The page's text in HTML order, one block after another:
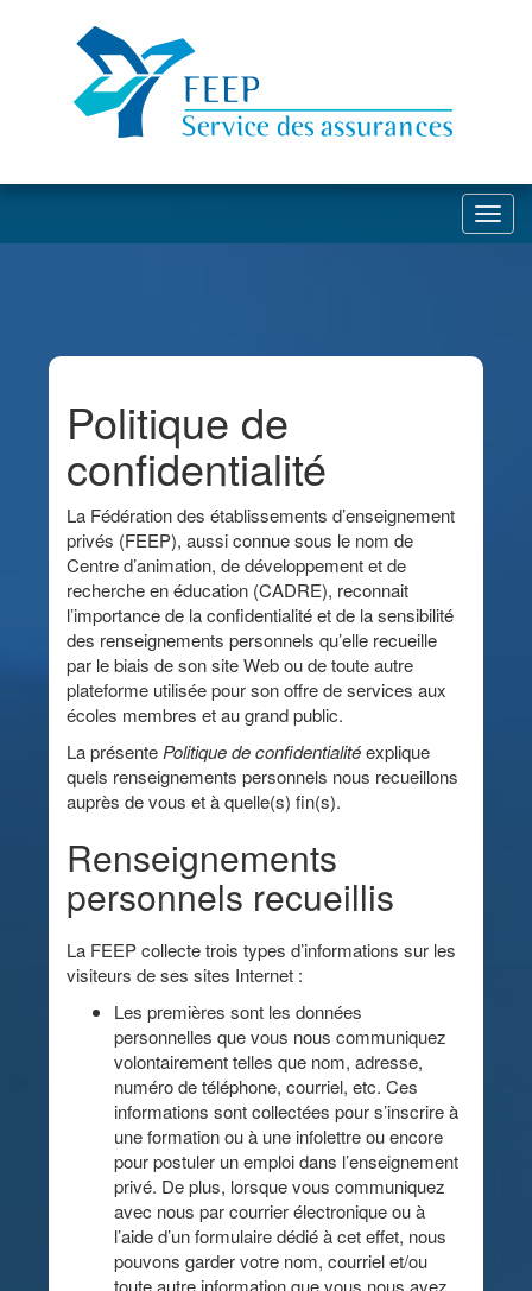
Politique de
confidentialité
La Fédération des établissements d’enseignement
privés (FEEP), aussi connue sous le nom de
Centre d’animation, de développement et de
recherche en éducation (CADRE), reconnait
l’importance de la confidentialité et de la sensibilité
des renseignements personnels qu’elle recueille
par le biais de son site Web ou de toute autre
plateforme utilisée pour son offre de services aux
écoles membres et au grand public.
La présente Politique de confidentialitéexplique
quels renseignements personnels nous recueillons
auprès de vous et à quelle(s) fin(s).
Renseignements
personnels recueillis
La FEEP collecte trois types d’informations sur les
visiteurs de ses sites Internet :
Les premières sont les données
personnelles que vous nous communiquez
volontairement telles que nom, adresse,
numéro de téléphone, courriel, etc. Ces
informations sont collectées pour s’inscrire à
une formation ou à une infolettre ou encore
pour postuler un emploi dans l’enseignement
privé. De plus, lorsque vous communiquez
avec nous par courrier électronique ou à
l’aide d’un formulaire dédié à cet effet, nous
pouvons garder votre nom, courriel et/ou
toute autre information que vous nous avez